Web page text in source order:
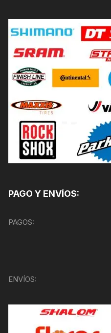
PAGO Y ENVÍOS:
PAGOS:
ENVÍOS: